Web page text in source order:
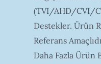
(TVI/AHD/CVI/
Destekler. Ürün
Referans
Daha Fazla Ürün